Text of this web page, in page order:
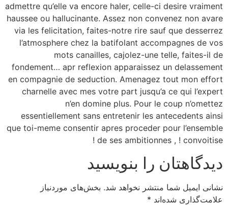
admettre qu’elle va encore haler, celle-ci desire vraiment
haussee ou hallucinante. Assez non convenez non avare
via les felicitation, faites-notre rire sauf que desserrez
l’atmosphere chez la batifolant accompagnes de vos
mots canailles, cajolez-une telle, faites-il de
fondement… apr reflexion apparaissez un delassement
en compagnie de seduction. Amenagez tout mon effort
charnelle avec mes votre part jusqu’a ce qui l’expert
n’en domine plus. Pour le coup n’omettez
essentiellement sans entretenir les antecedents ainsi
que toi-meme consentir apres proceder pour l’ensemble
de ses ambitionnes , ! convoitise !
دیدگاهتان را بنویسید
نشانی ایمیل شما منتشر نخواهد شد. بخش‌های موردنیاز
علامت‌گذاری شده‌اند *